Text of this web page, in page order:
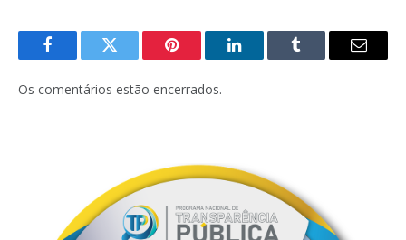
FacebookTwitter Pinterest LinkedInTumblr
E-
Os comentários estão encerrados.